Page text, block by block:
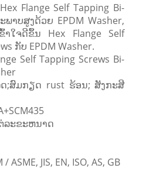
Flange Self Tapping Bi-
າບສູງດ້ວຍ EPDM Washer,
າໃຈດີຂຶ້ນ Hex Flange Self
ກັບ EPDM Washer.
Self Tapping Screws Bi-
;ສົມກຽດ rust ຮ້ອນ; ສັງກະສີ
ລະຂະຫນາດ
JIS, EN, ISO, AS, GB